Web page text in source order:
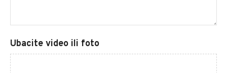
Ubacite video ili foto